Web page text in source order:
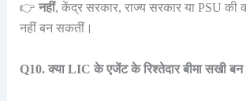
👉 नहीं, केंद्र सरकार, राज्य सरकार या PSU की
नहीं बन सकतीं।
Q10. क्या LIC के एजेंट के रिश्तेदार बीमा सखी